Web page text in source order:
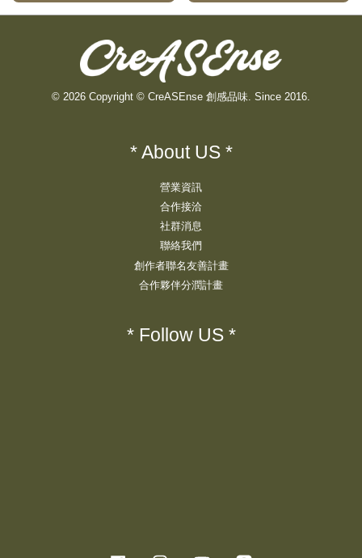
© 2026 Copyright © CreASEnse 創感品味. Since 2016.
* About US *
營業資訊
合作接洽
社群消息
聯絡我們
創作者聯名友善計畫
合作夥伴分潤計畫
* Follow US *